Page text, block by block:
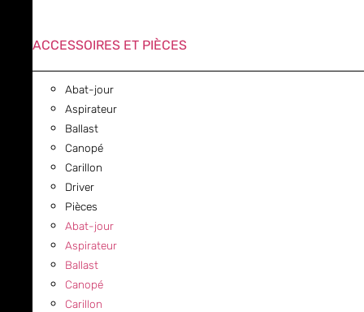
ACCESSOIRES ET PIÈCES
Abat-jour
Aspirateur
Ballast
Canopé
Carillon
Driver
Pièces
Abat-jour
Aspirateur
Ballast
Canopé
Carillon